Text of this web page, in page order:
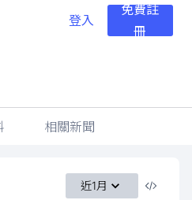
登入
免費註
冊
相關新聞
近1月